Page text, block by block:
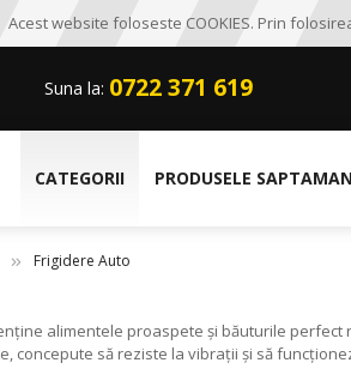
Acest website foloseste COOKIES. Prin
Suna la: 0722 371 619
CATEGORII PRODUSELE
Frigidere Auto
alimentele proaspete și băuturile
concepute să reziste la vibrații și să